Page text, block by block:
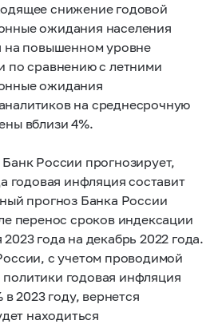
снижение годовой
ожидания населения
на повышенном уровне
по сравнению с летними
ожидания
на среднесрочную
вблизи 4%.
России прогнозирует,
годовая инфляция составит
прогноз Банка России
перенос сроков индексации
года на декабрь 2022 года.
с учетом проводимой
годовая инфляция
в 2023 году, вернется
находиться